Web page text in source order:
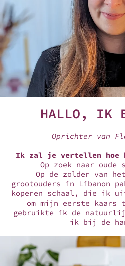
HALLO, IK
Oprichter van
Ik zal je vertellen hoe
Op zoek naar oude
Op de zolder van
grootouders in Libanon
koperen schaal, die ik
om mijn eerste kaars
gebruikte ik de
ik bij de